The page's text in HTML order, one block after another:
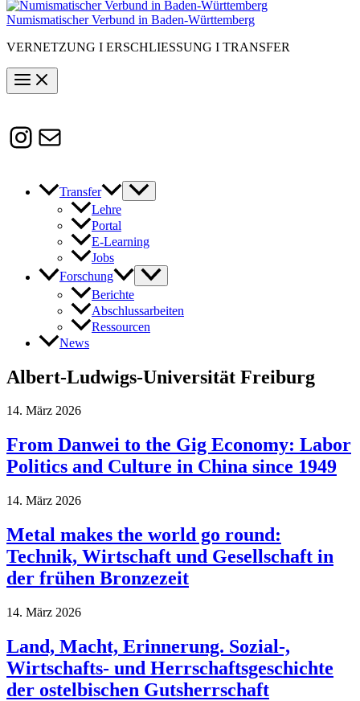
Numismatischer Verbund in Baden-Württemberg
VERNETZUNG I ERSCHLIESSUNG I TRANSFER
Instagram
Susanne.Boerner@zaw.uni-
heidelberg.de
Transfer
Lehre
Portal
E-Learning
Jobs
Forschung
Berichte
Abschlussarbeiten
Ressourcen
News
Albert-Ludwigs-Universität Freiburg
14. März 2026
From Danwei to the Gig Economy: Labor
Politics and Culture in China since 1949
14. März 2026
Metal makes the world go round:
Technik, Wirtschaft und Gesellschaft in
der frühen Bronzezeit
14. März 2026
Land, Macht, Erinnerung. Sozial-,
Wirtschafts- und Herrschaftsgeschichte
der ostelbischen Gutsherrschaft